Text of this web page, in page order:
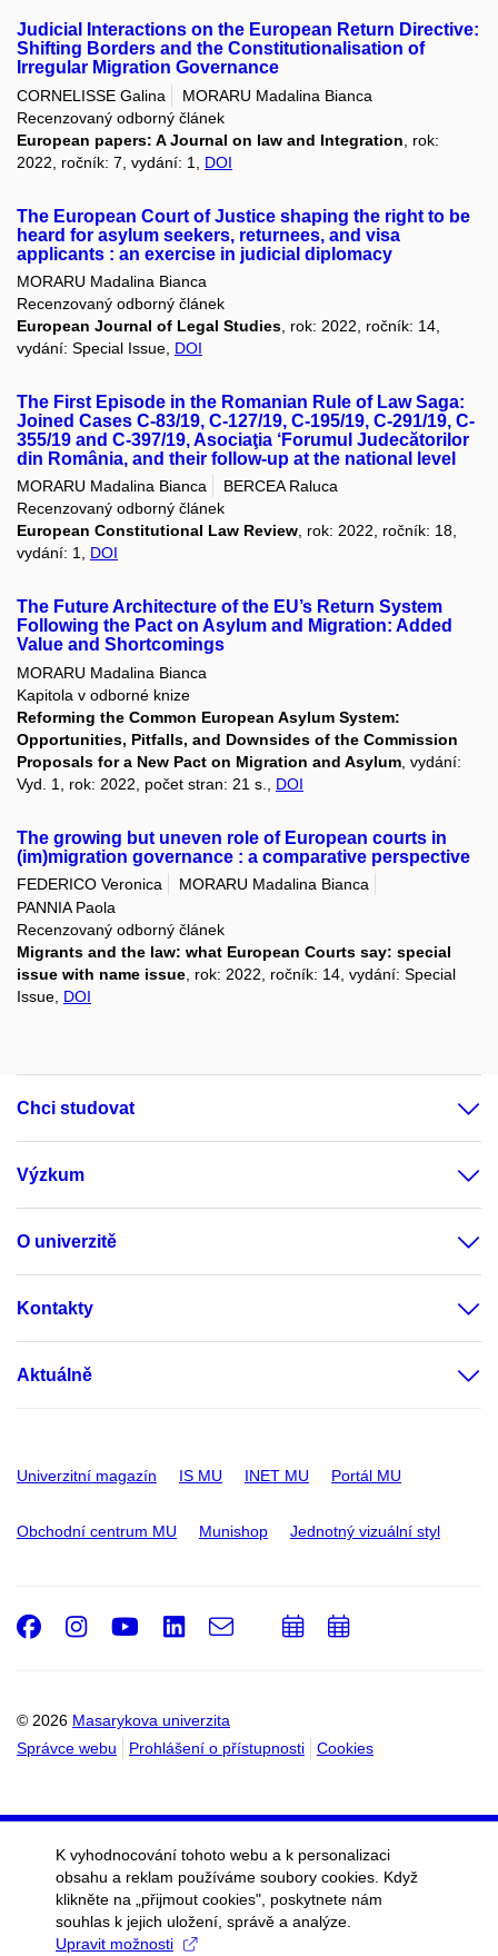
Judicial Interactions on the European Return Directive:
Shifting Borders and the Constitutionalisation of
Irregular Migration Governance
CORNELISSE Galina
MORARU Madalina Bianca
Recenzovaný odborný článek
European papers: A Journal on law and Integration , rok:
2022, ročník: 7, vydání: 1, DOI
The European Court of Justice shaping the right to be
heard for asylum seekers, returnees, and visa
applicants : an exercise in judicial diplomacy
MORARU Madalina Bianca
Recenzovaný odborný článek
European Journal of Legal Studies , rok: 2022, ročník: 14,
vydání: Special Issue, DOI
The First Episode in the Romanian Rule of Law Saga:
Joined Cases C-83/19, C-127/19, C-195/19, C-291/19, C-
355/19 and C-397/19, Asociaţia ‘Forumul Judecătorilor
din România, and their follow-up at the national level
MORARU Madalina Bianca
BERCEA Raluca
Recenzovaný odborný článek
European Constitutional Law Review, rok: 2022, ročník: 18,
vydání: 1, DOI
The Future Architecture of the EU’s Return System
Following the Pact on Asylum and Migration: Added
Value and Shortcomings
MORARU Madalina Bianca
Kapitola v odborné knize
Reforming the Common European Asylum System:
Opportunities, Pitfalls, and Downsides of the Commission
Proposals for a New Pact on Migration and Asylum , vydání:
Vyd. 1, rok: 2022, počet stran: 21 s., DOI
The growing but uneven role of European courts in
(im)migration governance : a comparative perspective
FEDERICO Veronica
MORARU Madalina Bianca
PANNIA Paola
Recenzovaný odborný článek
Migrants and the law: what European Courts say: special
issue with name issue , rok: 2022, ročník: 14, vydání: Special
Issue, DOI
Chci studovat
Výzkum
O univerzitě
Kontakty
Aktuálně
Univerzitní magazín IS MU INET MU Portál MU
Obchodní centrum MU Munishop Jednotný vizuální styl
© 2026 Masarykova univerzita
Správce webu
Prohlášení o přístupnosti Cookies
Facebook
Instagram
Youtube
LinkedIn
e-
PřidatPřidat
K vyhodnocování tohoto webu a k personalizaci
obsahu a reklam používáme soubory cookies. Když
klikněte na „přijmout cookies", poskytnete nám
souhlas k jejich uložení, správě a analýze.
Upravit možnosti